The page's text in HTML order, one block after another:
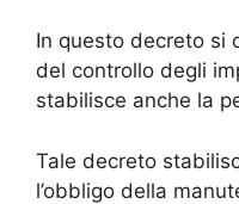
In questo decreto si
del controllo degli
stabilisce anche la
Tale decreto
l’obbligo della